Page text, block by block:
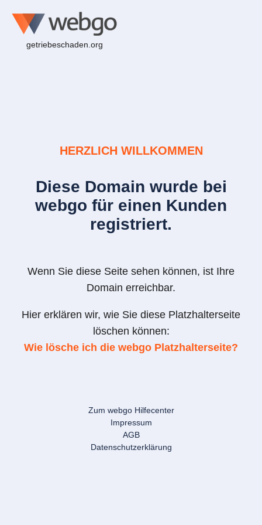
getriebeschaden.org
HERZLICH WILLKOMMEN
Diese Domain wurde bei
webgo für einen Kunden
registriert.
Wenn Sie diese Seite sehen können, ist Ihre
Domain erreichbar.
Hier erklären wir, wie Sie diese Platzhalterseite
löschen können:
Wie lösche ich die webgo Platzhalterseite?
Zum webgo Hilfecenter
Impressum
AGB
Datenschutzerklärung